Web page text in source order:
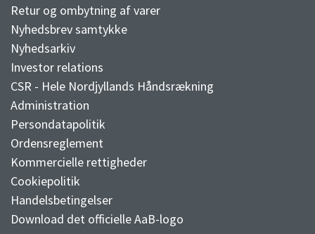
Retur og ombytning af varer
Nyhedsbrev samtykke
Nyhedsarkiv
Investor relations
CSR - Hele Nordjyllands Håndsrækning
Administration
Persondatapolitik
Ordensreglement
Kommercielle rettigheder
Cookiepolitik
Handelsbetingelser
Download det officielle AaB-logo